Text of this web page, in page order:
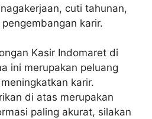
cuti tahunan,
karir.
Kasir Indomaret di
ini merupakan peluang
karir.
di atas merupakan
paling akurat, silakan